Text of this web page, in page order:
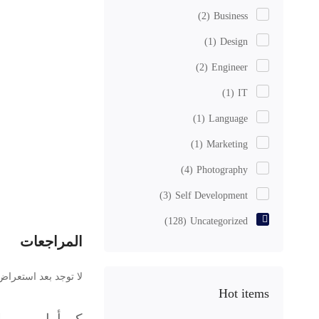
Business
(2)
Design
(1)
Engineer
(2)
IT
(1)
Language
(1)
Marketing
(1)
Photography
(4)
Self Development
(3)
Uncategorized
(128)
Hot items
المراجعات
لا توجد بعد